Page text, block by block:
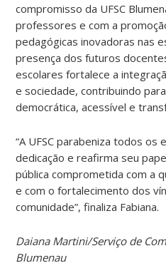
compromisso da UFSC
professores e com a
pedagógicas inovadoras nas
presença dos futuros
escolares fortalece a
e sociedade, contribuindo
democrática, acessível e
“A UFSC parabeniza todos os
dedicação e reafirma seu
pública comprometida com a
e com o fortalecimento dos
comunidade”, finaliza Fabiana.
Daiana Martini/Serviço de
Blumenau